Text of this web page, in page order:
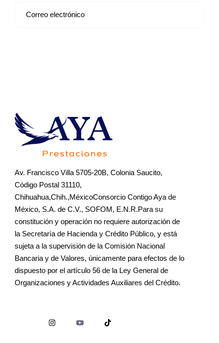
Av. Francisco Villa 5705-20B, Colonia Saucito,
Código Postal 31110,
Chihuahua,Chih.,MéxicoConsorcio Contigo Aya de
México, S.A. de C.V., SOFOM, E.N.R.Para su
constitución y operación no requiere autorización de
la Secretaría de Hacienda y Crédito Público, y está
sujeta a la supervisión de la Comisión Nacional
Bancaria y de Valores, únicamente para efectos de lo
dispuesto por el artículo 56 de la Ley General de
Organizaciones y Actividades Auxiliares del Crédito.